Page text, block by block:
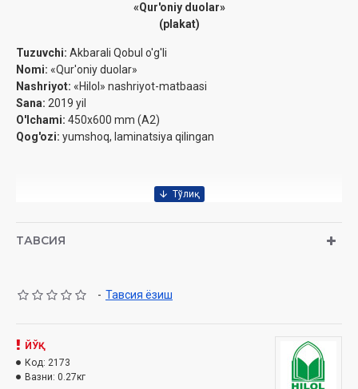
«Qur'oniy duolar»
(plakat)
Tuzuvchi: Akbarali Qobul o'g'li
Nomi: «Qur'oniy duolar»
Nashriyot: «Hilol» nashriyot-matbaasi
Sana: 2019 yil
O'lchami: 450x600 mm (A2)
Qog'ozi: yumshoq, laminatsiya qilingan
ТАВСИЯ
- Тавсия ёзиш
ЙЎҚ
Код: 2173
Вазни: 0.27кг